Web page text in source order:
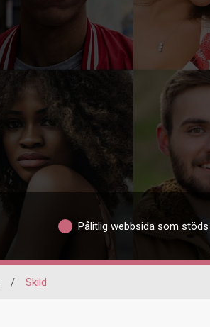
Pålitlig webbsida som stöds
/ Skild